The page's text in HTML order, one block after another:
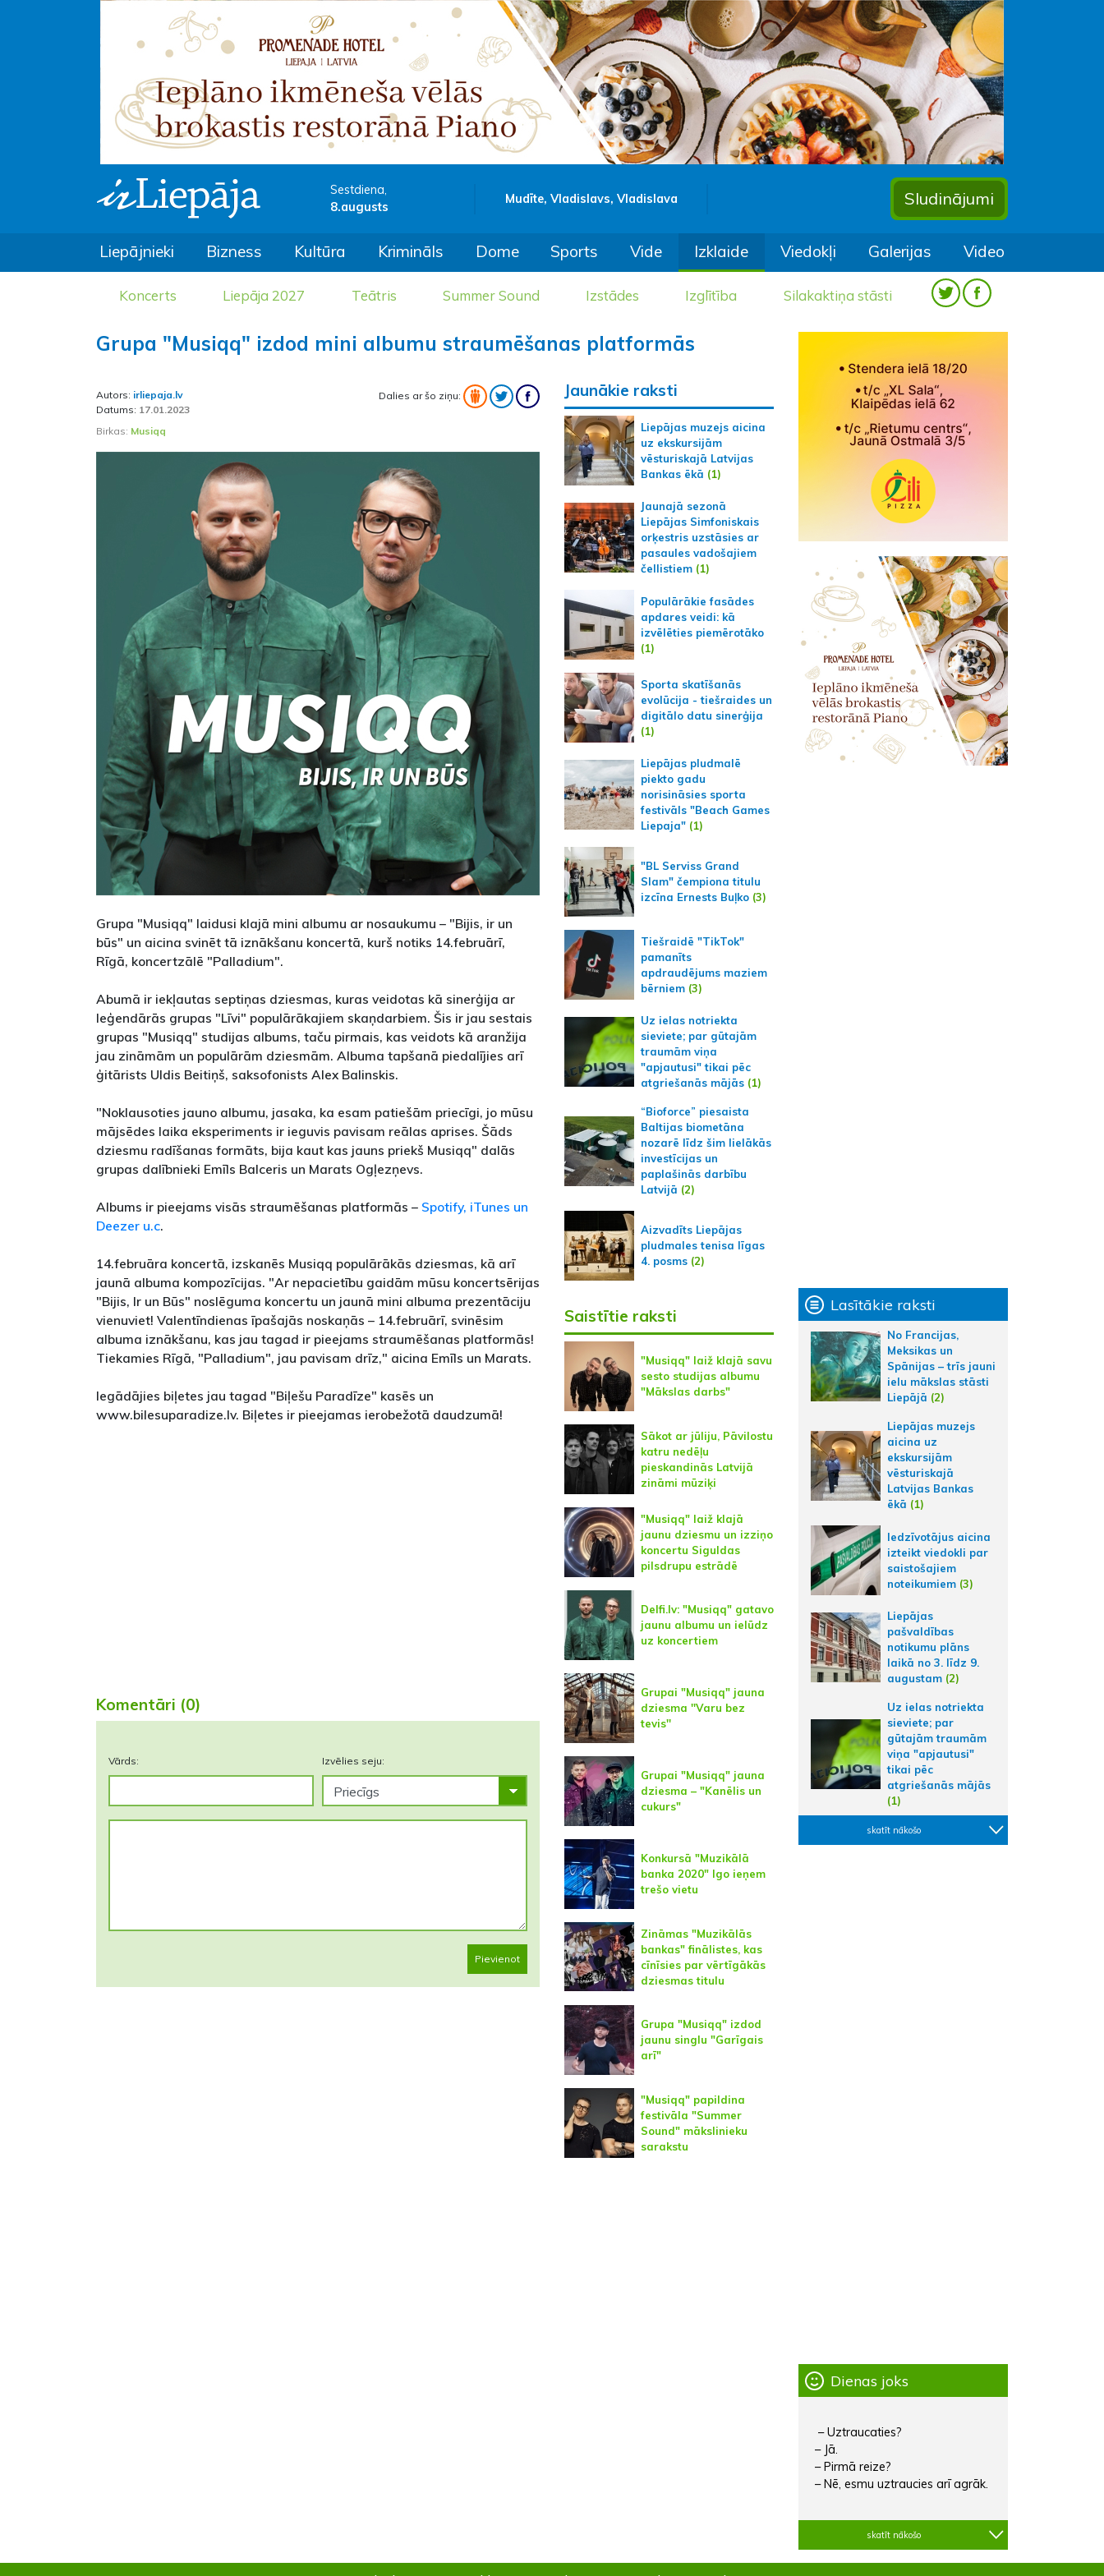
Sestdiena,
8.augusts
Mudīte, Vladislavs, Vladislava Sludinājumi
Liepājnieki Bizness Kultūra Krimināls Dome Sports Vide Izklaide Viedokļi Galerijas Video
Koncerts Liepāja 2027 Teātris Summer Sound Izstādes Izglītība Silakaktiņa stāsti
Grupa "Musiqq" izdod mini albumu straumēšanas platformās
Autors: irliepaja.lv
Datums: 17.01.2023
Dalies ar šo ziņu:
Birkas: Musiqq
Grupa "Musiqq" laidusi klajā mini albumu ar nosaukumu – "Bijis, ir un
būs" un aicina svinēt tā iznākšanu koncertā, kurš notiks 14.februārī,
Rīgā, koncertzālē "Palladium".
Abumā ir iekļautas septiņas dziesmas, kuras veidotas kā sinerģija ar
leģendārās grupas "Līvi" populārākajiem skaņdarbiem. Šis ir jau sestais
grupas "Musiqq" studijas albums, taču pirmais, kas veidots kā aranžija
jau zināmām un populārām dziesmām. Albuma tapšanā piedalījies arī
ģitārists Uldis Beitiņš, saksofonists Alex Balinskis.
"Noklausoties jauno albumu, jasaka, ka esam patiešām priecīgi, jo mūsu
mājsēdes laika eksperiments ir ieguvis pavisam reālas aprises. Šāds
dziesmu radīšanas formāts, bija kaut kas jauns priekš Musiqq" dalās
grupas dalībnieki Emīls Balceris un Marats Ogļezņevs.
Albums ir pieejams visās straumēšanas platformās – Spotify, iTunes un
Deezer u.c.
14.februāra koncertā, izskanēs Musiqq populārākās dziesmas, kā arī
jaunā albuma kompozīcijas. "Ar nepacietību gaidām mūsu koncertsērijas
"Bijis, Ir un Būs" noslēguma koncertu un jaunā mini albuma prezentāciju
vienuviet! Valentīndienas īpašajās noskaņās – 14.februārī, svinēsim
albuma iznākšanu, kas jau tagad ir pieejams straumēšanas platformās!
Tiekamies Rīgā, "Palladium", jau pavisam drīz," aicina Emīls un Marats.
Iegādājies biļetes jau tagad "Biļešu Paradīze" kasēs un
www.bilesuparadize.lv. Biļetes ir pieejamas ierobežotā daudzumā!
Komentāri (0)
Vārds: Izvēlies seju:
Pievienot
Jaunākie raksti
Liepājas muzejs aicina
uz ekskursijām
vēsturiskajā Latvijas
Bankas ēkā (1)
Jaunajā sezonā
Liepājas Simfoniskais
orķestris uzstāsies ar
pasaules vadošajiem
čellistiem(1)
Populārākie fasādes
apdares veidi: kā
izvēlēties piemērotāko
(1)
Sporta skatīšanās
evolūcija - tiešraides un
digitālo datu sinerģija
(1)
Liepājas pludmalē
piekto gadu
norisināsies sporta
festivāls "Beach Games
Liepaja"(1)
"BL Serviss Grand
Slam" čempiona titulu
izcīna Ernests Buļko(3)
Tiešraidē "TikTok"
pamanīts
apdraudējums maziem
bērniem(3)
Uz ielas notriekta
sieviete; par gūtajām
traumām viņa
"apjautusi" tikai pēc
atgriešanās mājās(1)
“Bioforce” piesaista
Baltijas biometāna
nozarē līdz šim lielākās
investīcijas un
paplašinās darbību
Latvijā (2)
Aizvadīts Liepājas
pludmales tenisa līgas
4. posms(2)
Saistītie raksti
"Musiqq" laiž klajā savu
sesto studijas albumu
"Mākslas darbs"
Sākot ar jūliju, Pāvilostu
katru nedēļu
pieskandinās Latvijā
zināmi mūziķi
"Musiqq" laiž klajā
jaunu dziesmu un izziņo
koncertu Siguldas
pilsdrupu estrādē
Delfi.lv: "Musiqq" gatavo
jaunu albumu un ielūdz
uz koncertiem
Grupai "Musiqq" jauna
dziesma ''Varu bez
tevis''
Grupai "Musiqq" jauna
dziesma – "Kanēlis un
cukurs"
Konkursā "Muzikālā
banka 2020" Igo ieņem
trešo vietu
Zināmas "Muzikālās
bankas" finālistes, kas
cīnīsies par vērtīgākās
dziesmas titulu
Grupa "Musiqq" izdod
jaunu singlu "Garīgais
arī"
"Musiqq" papildina
festivāla "Summer
Sound" mākslinieku
sarakstu
Lasītākie raksti
No Francijas,
Meksikas un
Spānijas – trīs jauni
ielu mākslas stāsti
Liepājā (2)
Liepājas muzejs
aicina uz
ekskursijām
vēsturiskajā
Latvijas Bankas
ēkā (1)
Iedzīvotājus aicina
izteikt viedokli par
saistošajiem
noteikumiem (3)
Liepājas
pašvaldības
notikumu plāns
laikā no 3. līdz 9.
augustam (2)
Uz ielas notriekta
sieviete; par
gūtajām traumām
viņa "apjautusi"
tikai pēc
atgriešanās mājās
(1)
skatīt nākošo
Dienas joks
– Uztraucaties?
– Jā.
– Pirmā reize?
– Nē, esmu uztraucies arī agrāk.
skatīt nākošo